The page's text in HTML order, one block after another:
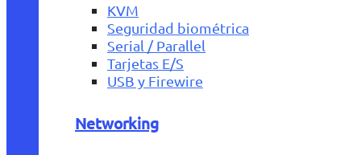
KVM
Seguridad biométrica
Serial / Parallel
Tarjetas E/S
USB y Firewire
Networking